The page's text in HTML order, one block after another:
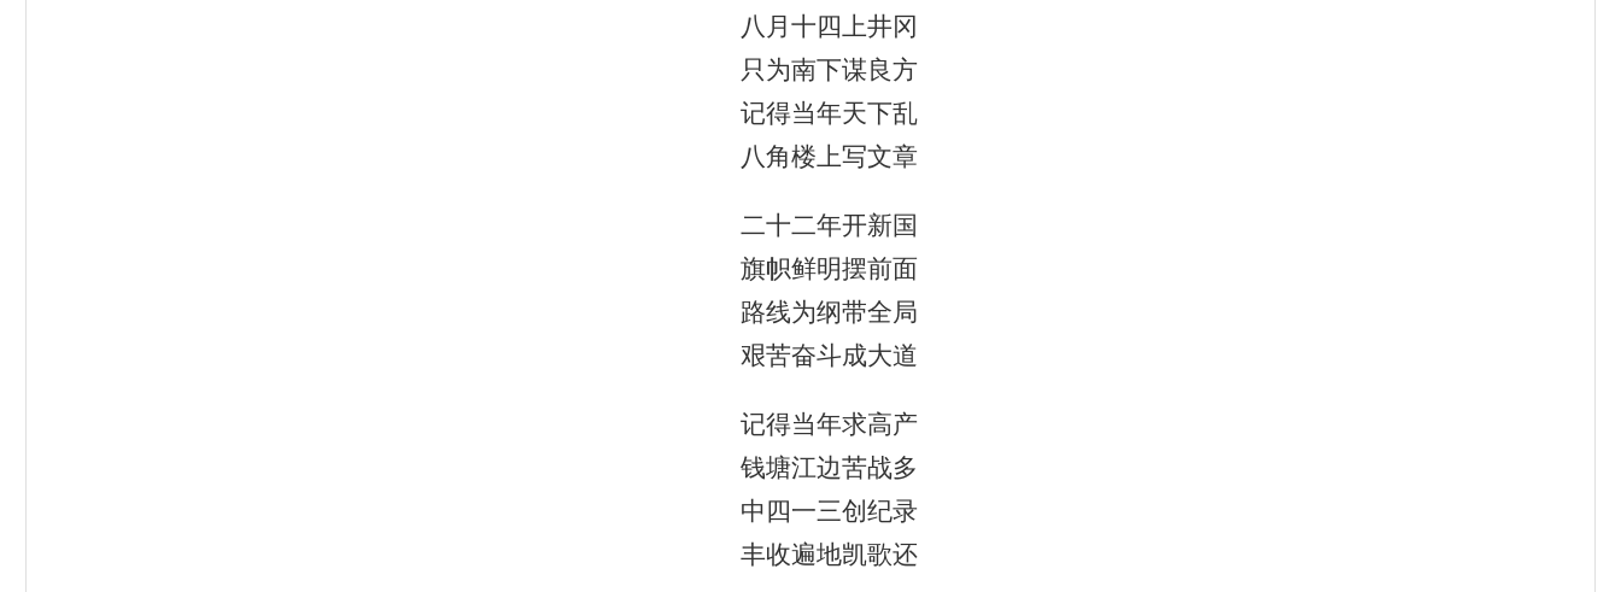
八月十四上井冈
只为南下谋良方
记得当年天下乱
八角楼上写文章
二十二年开新国
旗帜鲜明摆前面
路线为纲带全局
艰苦奋斗成大道
记得当年求高产
钱塘江边苦战多
中四一三创纪录
丰收遍地凯歌还